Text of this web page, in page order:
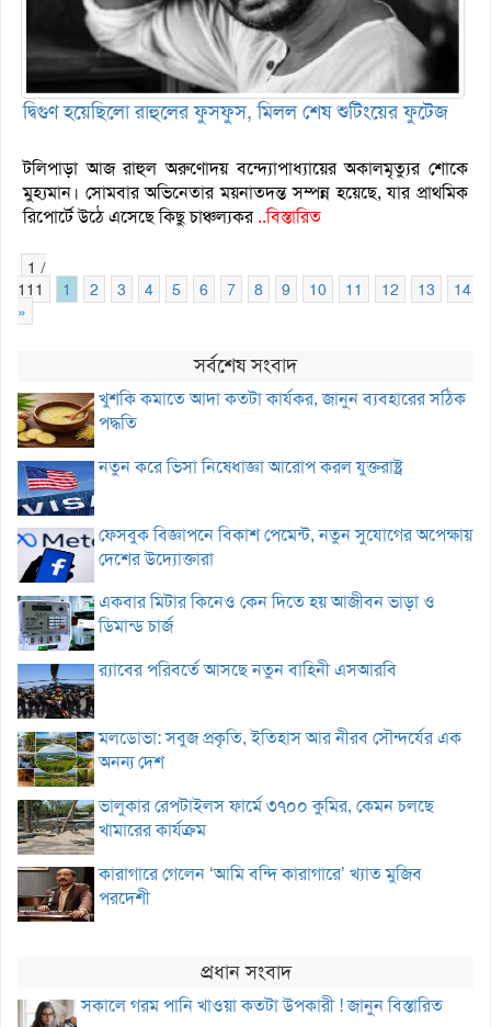
দ্বিগুণ হয়েছিলো রাহুলের ফুসফুস, মিলল শেষ শুটিংয়ের ফুটেজ
টলিপাড়া আজ রাহুল অরুণোদয় বন্দ্যোপাধ্যায়ের অকালমৃত্যুর শোকে
মুহ্যমান। সোমবার অভিনেতার ময়নাতদন্ত সম্পন্ন হয়েছে, যার প্রাথমিক
রিপোর্টে উঠে এসেছে কিছু চাঞ্চল্যকর..বিস্তারিত
1 /
111
1 2 3 4 5 6 7 8 9 10 11 12 13 14
»
সর্বশেষ সংবাদ
খুশকি কমাতে আদা কতটা কার্যকর, জানুন ব্যবহারের সঠিক
পদ্ধতি
নতুন করে ভিসা নিষেধাজ্ঞা আরোপ করল যুক্তরাষ্ট্র
ফেসবুক বিজ্ঞাপনে বিকাশ পেমেন্ট, নতুন সুযোগের অপেক্ষায়
দেশের উদ্যোক্তারা
একবার মিটার কিনেও কেন দিতে হয় আজীবন ভাড়া ও
ডিমান্ড চার্জ
র‌্যাবের পরিবর্তে আসছে নতুন বাহিনী এসআরবি
মলডোভা: সবুজ প্রকৃতি, ইতিহাস আর নীরব সৌন্দর্যের এক
অনন্য দেশ
ভালুকার রেপটাইলস ফার্মে ৩৭০০ কুমির, কেমন চলছে
খামারের কার্যক্রম
কারাগারে গেলেন ‘আমি বন্দি কারাগারে’ খ্যাত মুজিব
পরদেশী
প্রধান সংবাদ
সকালে গরম পানি খাওয়া কতটা উপকারী ! জানুন বিস্তারিত